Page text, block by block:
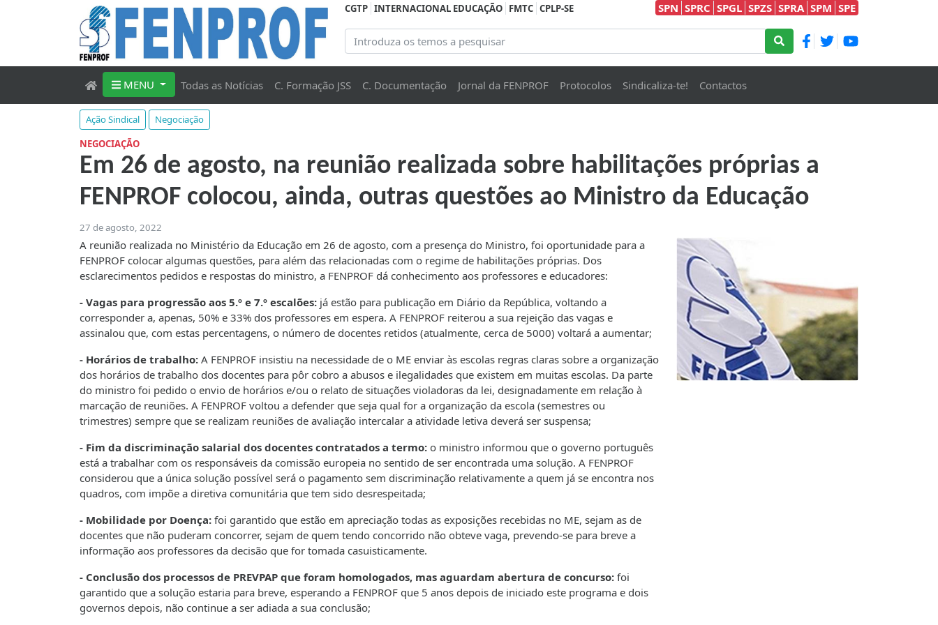
CGTP INTERNACIONAL EDUCAÇÃO FMTC CPLP-SE SPN SPRC SPGL SPZS SPRA SPM SPE
MENU Todas as Notícias C. Formação JSS C. Documentação Jornal da FENPROF Protocolos Sindicaliza-te! Contactos
Ação Sindical
Negociação
NEGOCIAÇÃO
Em 26 de agosto, na reunião realizada sobre habilitações próprias a
FENPROF colocou, ainda, outras questões ao Ministro da Educação
27 de agosto, 2022
A reunião realizada no Ministério da Educação em 26 de agosto, com a presença do Ministro, foi oportunidade para a
FENPROF colocar algumas questões, para além das relacionadas com o regime de habilitações próprias. Dos
esclarecimentos pedidos e respostas do ministro, a FENPROF dá conhecimento aos professores e educadores:
- Vagas para progressão aos 5.º e 7.º escalões: já estão para publicação em Diário da República, voltando a
corresponder a, apenas, 50% e 33% dos professores em espera. A FENPROF reiterou a sua rejeição das vagas e
assinalou que, com estas percentagens, o número de docentes retidos (atualmente, cerca de 5000) voltará a aumentar;
- Horários de trabalho: A FENPROF insistiu na necessidade de o ME enviar às escolas regras claras sobre a organização
dos horários de trabalho dos docentes para pôr cobro a abusos e ilegalidades que existem em muitas escolas. Da parte
do ministro foi pedido o envio de horários e/ou o relato de situações violadoras da lei, designadamente em relação à
marcação de reuniões. A FENPROF voltou a defender que seja qual for a organização da escola (semestres ou
trimestres) sempre que se realizam reuniões de avaliação intercalar a atividade letiva deverá ser suspensa;
- Fim da discriminação salarial dos docentes contratados a termo: o ministro informou que o governo português
está a trabalhar com os responsáveis da comissão europeia no sentido de ser encontrada uma solução. A FENPROF
considerou que a única solução possível será o pagamento sem discriminação relativamente a quem já se encontra nos
quadros, com impõe a diretiva comunitária que tem sido desrespeitada;
- Mobilidade por Doença: foi garantido que estão em apreciação todas as exposições recebidas no ME, sejam as de
docentes que não puderam concorrer, sejam de quem tendo concorrido não obteve vaga, prevendo-se para breve a
informação aos professores da decisão que for tomada casuisticamente.
- Conclusão dos processos de PREVPAP que foram homologados, mas aguardam abertura de concurso: foi
garantido que a solução estaria para breve, esperando a FENPROF que 5 anos depois de iniciado este programa e dois
governos depois, não continue a ser adiada a sua conclusão;